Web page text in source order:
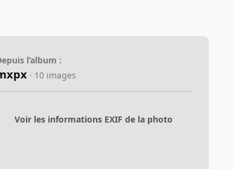
l’album :
· 10 images
Voir les informations EXIF de la photo